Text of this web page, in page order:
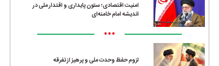
امنیت اقتصادی؛ ستون پایداری و اقتدار ملی در
اندیشه امام خامنه‌ای
•••
لزوم حفظ وحدت ملی و پرهیز از تفرقه